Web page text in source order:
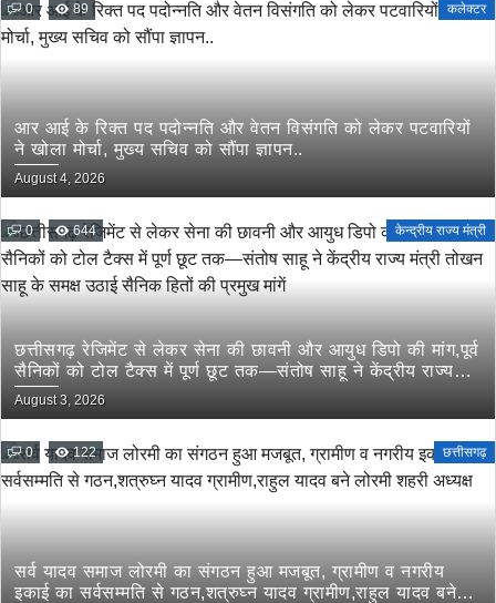
0 89 कलेक्टर
आर आई के रिक्त पद पदोन्नति और वेतन विसंगति को लेकर पटवारियों
ने खोला मोर्चा, मुख्य सचिव को सौंपा ज्ञापन..
August 4, 2026
0 644 केन्द्रीय राज्य मंत्री
छत्तीसगढ़ रेजिमेंट से लेकर सेना की छावनी और आयुध डिपो की मांग,पूर्व
सैनिकों को टोल टैक्स में पूर्ण छूट तक—संतोष साहू ने केंद्रीय राज्य
मंत्री तोखन साहू के समक्ष उठाई सैनिक हितों की प्रमुख मांगें
August 3, 2026
0 122 छत्तीसगढ़
सर्व यादव समाज लोरमी का संगठन हुआ मजबूत, ग्रामीण व नगरीय
इकाई का सर्वसम्मति से गठन,शत्रुघ्न यादव ग्रामीण,राहुल यादव बने